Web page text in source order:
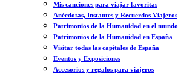
Mis canciones para viajar favoritas
Anécdotas, Instantes y Recuerdos Viajeros
Patrimonios de la Humanidad en el mundo
Patrimonios de la Humanidad en España
Visitar todas las capitales de España
Eventos y Exposiciones
Accesorios y regalos para viajeros